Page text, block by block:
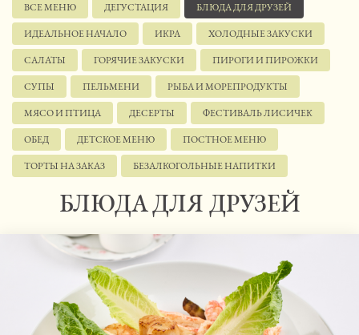
ВСЕ МЕНЮ ДЕГУСТАЦИЯ БЛЮДА ДЛЯ ДРУЗЕЙ
ИДЕАЛЬНОЕ НАЧАЛО ИКРА ХОЛОДНЫЕ ЗАКУСКИ
САЛАТЫ ГОРЯЧИЕ ЗАКУСКИ ПИРОГИ И ПИРОЖКИ
СУПЫ ПЕЛЬМЕНИ РЫБА И МОРЕПРОДУКТЫ
МЯСО И ПТИЦА ДЕСЕРТЫ ФЕСТИВАЛЬ ЛИСИЧЕК
ОБЕД ДЕТСКОЕ МЕНЮ ПОСТНОЕ МЕНЮ
ТОРТЫ НА ЗАКАЗ БЕЗАЛКОГОЛЬНЫЕ НАПИТКИ
БЛЮДА ДЛЯ ДРУЗЕЙ